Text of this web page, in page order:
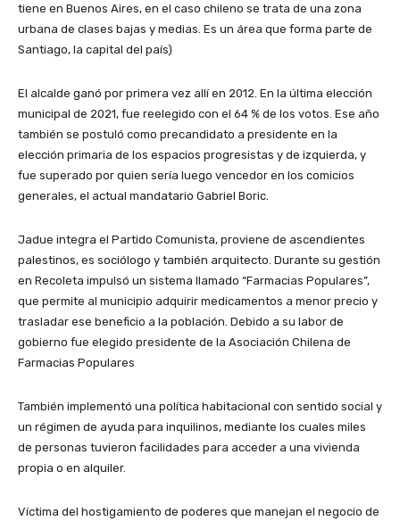
tiene en Buenos Aires, en el caso chileno se trata de una zona
urbana de clases bajas y medias. Es un área que forma parte de
Santiago, la capital del país)
El alcalde ganó por primera vez allí en 2012. En la última elección
municipal de 2021, fue reelegido con el 64 % de los votos. Ese año
también se postuló como precandidato a presidente en la
elección primaria de los espacios progresistas y de izquierda, y
fue superado por quien sería luego vencedor en los comicios
generales, el actual mandatario Gabriel Boric.
Jadue integra el Partido Comunista, proviene de ascendientes
palestinos, es sociólogo y también arquitecto. Durante su gestión
en Recoleta impulsó un sistema llamado “Farmacias Populares”,
que permite al municipio adquirir medicamentos a menor precio y
trasladar ese beneficio a la población. Debido a su labor de
gobierno fue elegido presidente de la Asociación Chilena de
Farmacias Populares
También implementó una política habitacional con sentido social y
un régimen de ayuda para inquilinos, mediante los cuales miles
de personas tuvieron facilidades para acceder a una vivienda
propia o en alquiler.
Víctima del hostigamiento de poderes que manejan el negocio de